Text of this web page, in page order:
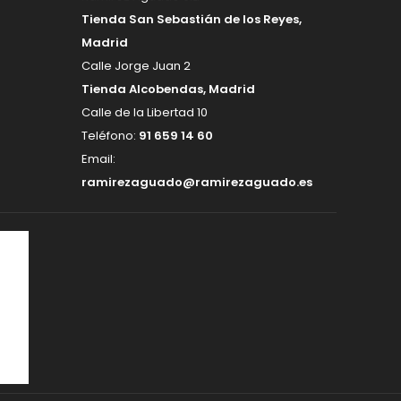
Tienda San Sebastián de los Reyes,
Madrid
Calle Jorge Juan 2
Tienda Alcobendas, Madrid
Calle de la Libertad 10
Teléfono: 91 659 14 60
Email:
ramirezaguado@ramirezaguado.es